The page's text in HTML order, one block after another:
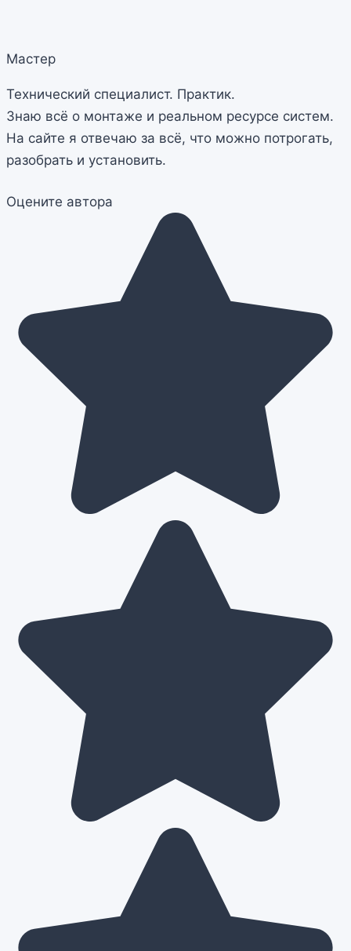
Мастер
Технический специалист. Практик.
Знаю всё о монтаже и реальном ресурсе систем.
На сайте я отвечаю за всё, что можно потрогать,
разобрать и установить.
Оцените автора